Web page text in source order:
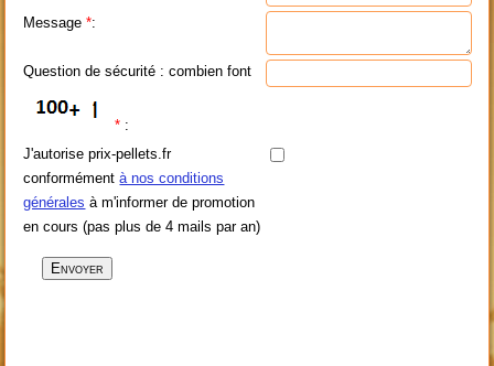
Message*:
Question de sécurité : combien font
* :
J'autorise prix-pellets.fr
conformémentà nos conditions
générales à m'informer de promotion
en cours (pas plus de 4 mails par an)